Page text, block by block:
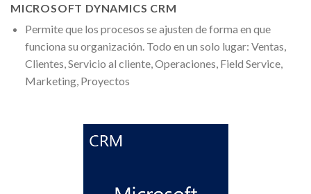
MICROSOFT DYNAMICS CRM
Permite que los procesos se ajusten de forma en que
funciona su organización. Todo en un solo lugar: Ventas,
Clientes, Servicio al cliente, Operaciones, Field Service,
Marketing, Proyectos